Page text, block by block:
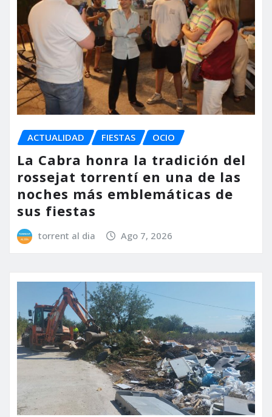
ACTUALIDAD FIESTAS OCIO
La Cabra honra la tradición del
rossejat torrentí en una de las
noches más emblemáticas de
sus fiestas
torrent al dia Ago 7, 2026